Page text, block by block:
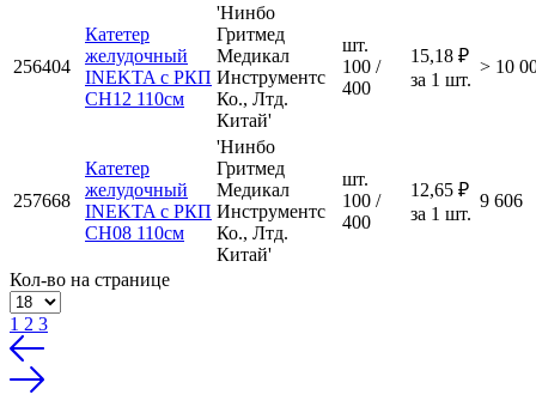
256404
Катетер
желудочный
INEKTA с РКП
CH12 110см
'Нинбо
Гритмед
Медикал
Инструментс
Ко., Лтд.
Китай'
шт.
100 /
400
15,18 ₽
за 1 шт.
> 10
257668
Катетер
желудочный
INEKTA с РКП
CH08 110см
'Нинбо
Гритмед
Медикал
Инструментс
Ко., Лтд.
Китай'
шт.
100 /
400
12,65 ₽
за 1 шт.
9 606
Кол-во на странице
1 2 3